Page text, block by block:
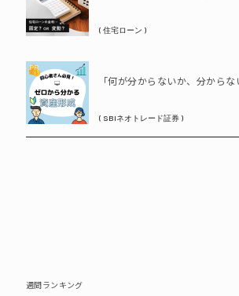
( 住宅ローン )
PR
( SBIネオトレード証券 )
週間ランキング